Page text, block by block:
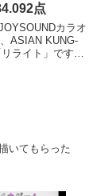
点
カラオ
ASIAN KUNG-
ライト」です。
いてもらった